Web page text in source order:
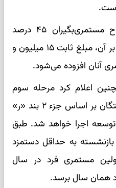
همچنین حقوق سایر سطوح مستمری‌بگیران ۴۵ درصد
افزایش خواهد یافت و علاوه بر آن، مبلغ ثابت ۱۵ میلیون و
اعلام کرد مرحله سوم
متناسب‌سازی حقوق بازنشستگان بر اساس جزء ۲ بند «ر»
هفتم توسعه اجرا خواهد شد. طبق
به حداقل دستمزد
اولین مستمری فرد در سال
همان سال برسد.